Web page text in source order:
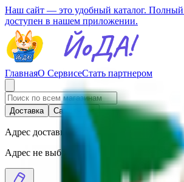
Наш сайт — это удобный каталог. Полный
доступен в нашем приложении.
ГлавнаяО СервисеСтать партнером
Доставка Самовывоз
Адрес доставки
Адрес не выбран